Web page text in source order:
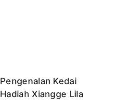
Pengenalan Kedai
Hadiah Xiangge Lila